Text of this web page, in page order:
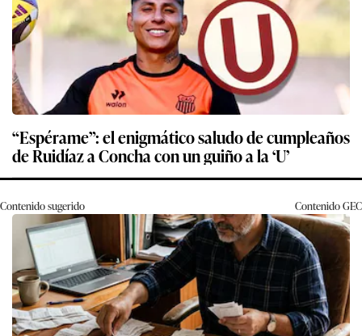
“Espérame”: el enigmático saludo de cumpleaños
de Ruidíaz a Concha con un guiño a la ‘U’
Contenido sugerido ContenidoGEC